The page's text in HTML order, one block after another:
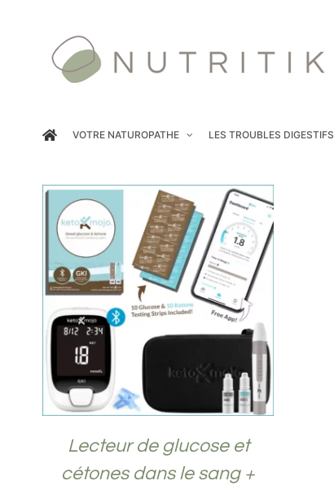
VOTRE NATUROPATHE LES TROUBLES DIGESTIFS
ACHETER / DÉTAILS
Lecteur de glucose et
cétones dans le sang +